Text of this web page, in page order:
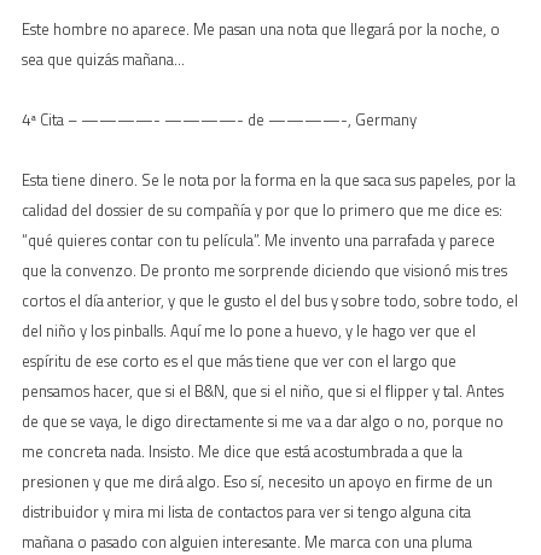
Este hombre no aparece. Me pasan una nota que llegará por la noche, o
sea que quizás mañana…
4ª Cita – ————- ————- de ————-, Germany
Esta tiene dinero. Se le nota por la forma en la que saca sus papeles, por la
calidad del dossier de su compañía y por que lo primero que me dice es:
“qué quieres contar con tu película”. Me invento una parrafada y parece
que la convenzo. De pronto me sorprende diciendo que visionó mis tres
cortos el día anterior, y que le gusto el del bus y sobre todo, sobre todo, el
del niño y los pinballs. Aquí me lo pone a huevo, y le hago ver que el
espíritu de ese corto es el que más tiene que ver con el largo que
pensamos hacer, que si el B&N, que si el niño, que si el flipper y tal. Antes
de que se vaya, le digo directamente si me va a dar algo o no, porque no
me concreta nada. Insisto. Me dice que está acostumbrada a que la
presionen y que me dirá algo. Eso sí, necesito un apoyo en firme de un
distribuidor y mira mi lista de contactos para ver si tengo alguna cita
mañana o pasado con alguien interesante. Me marca con una pluma